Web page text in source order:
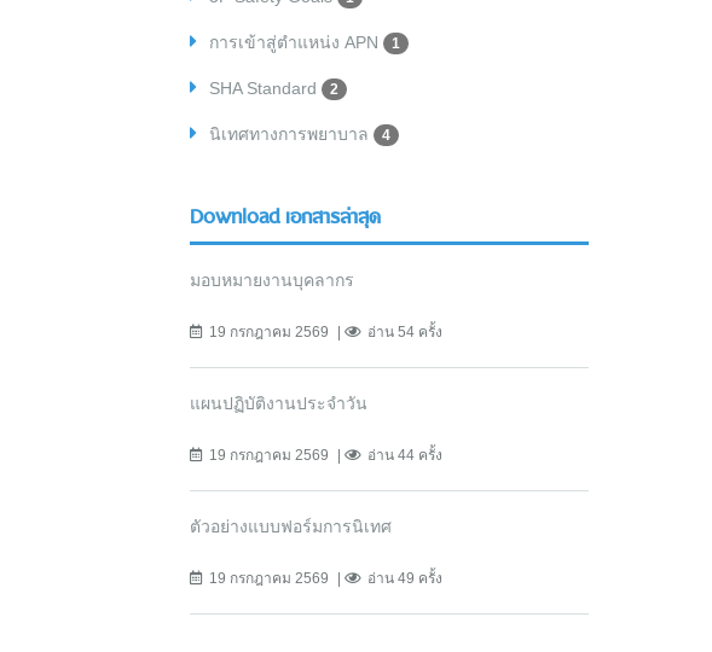
การเข้าสู่ตำแหน่ง APN 1
SHA Standard 2
นิเทศทางการพยาบาล 4
Download เอกสารล่าสุด
มอบหมายงานบุคลากร
19 กรกฎาคม 2569 อ่าน 54 ครั้ง
แผนปฏิบัติงานประจำวัน
19 กรกฎาคม 2569 อ่าน 44 ครั้ง
ตัวอย่างแบบฟอร์มการนิเทศ
19 กรกฎาคม 2569 อ่าน 49 ครั้ง